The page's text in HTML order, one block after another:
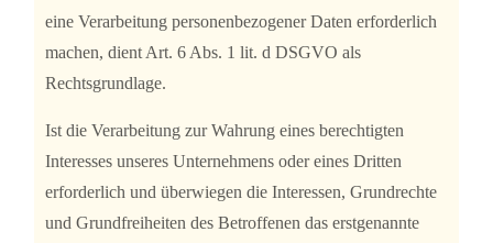
eine Verarbeitung personenbezogener Daten erforderlich
machen, dient Art. 6 Abs. 1 lit. d DSGVO als
Rechtsgrundlage.
Ist die Verarbeitung zur Wahrung eines berechtigten
Interesses unseres Unternehmens oder eines Dritten
erforderlich und überwiegen die Interessen, Grundrechte
und Grundfreiheiten des Betroffenen das erstgenannte